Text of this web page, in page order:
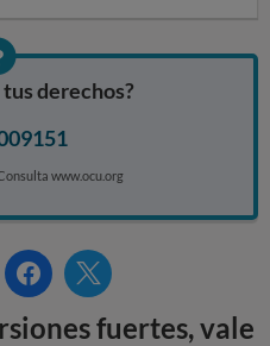
derechos?
www.ocu.org
FacebookTwitter
fuertes, vale